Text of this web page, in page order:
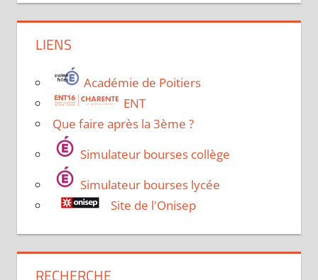
LIENS
Académie de Poitiers
ENT
Que faire après la 3ème ?
Simulateur bourses collège
Simulateur bourses lycée
Site de l'Onisep
RECHERCHE